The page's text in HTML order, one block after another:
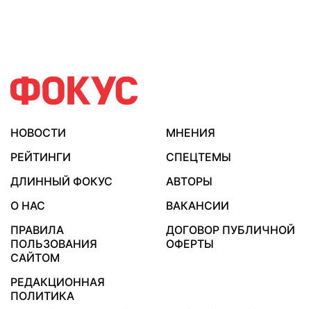
НОВОСТИ
МНЕНИЯ
РЕЙТИНГИ
СПЕЦТЕМЫ
ДЛИННЫЙ ФОКУС
АВТОРЫ
О НАС
ВАКАНСИИ
ПРАВИЛА
ПОЛЬЗОВАНИЯ
САЙТОМ
ДОГОВОР ПУБЛИЧНОЙ
ОФЕРТЫ
РЕДАКЦИОННАЯ
ПОЛИТИКА